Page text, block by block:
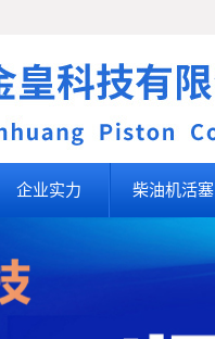
企业实力 柴油机活塞